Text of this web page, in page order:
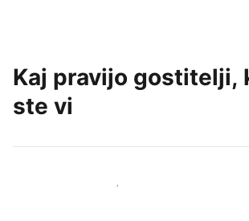
Kaj pravijo gostitelji,
ste vi
Pridruži se drugim gostiteljem